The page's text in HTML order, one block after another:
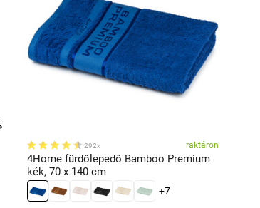
292x raktáron
4Home fürdőlepedő Bamboo Premium
kék, 70 x 140 cm
+7